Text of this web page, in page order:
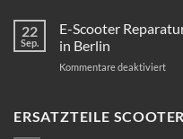
22
Sep.
E-Scooter
in Berlin
Kommentare deaktiviertfür
ERSATZTEILE